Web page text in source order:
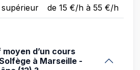
de 15 €/h à 55 €/h
d’un cours
à Marseille -